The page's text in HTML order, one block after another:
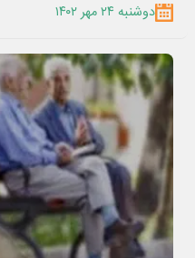
دوشنبه ۲۴ مهر ۱۴۰۲